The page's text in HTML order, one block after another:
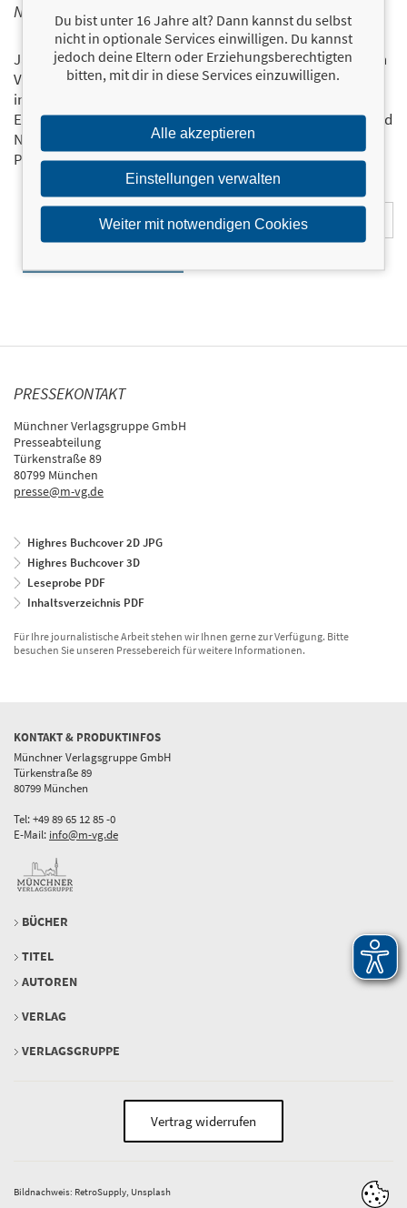
NEWSLETTER FINANZBUCH VERLAG
Ja, ich will mit dem kostenlosen Newsletter des FinanzBuch
Verlags über die aktuellen Trends im Finanzbereich
informiert bleiben.
Einmal pro Monat landen die aktuellsten Entwicklungen und
Neuerscheinungen via Newsletter direkt in Ihrem E-Mail-
Postfach.Bestellen Sie jetzt den FBV-Newsletter!
E-Mail-Adresse:
PRESSEKONTAKT
Münchner Verlagsgruppe GmbH
Presseabteilung
Türkenstraße 89
80799 München
presse@m-vg.de
Highres Buchcover 2D JPG
Highres Buchcover 3D
Leseprobe PDF
Inhaltsverzeichnis PDF
Für Ihre journalistische Arbeit stehen wir Ihnen gerne zur Verfügung. Bitte
besuchen Sie unseren Pressebereich für weitere Informationen.
KONTAKT & PRODUKTINFOS
Münchner Verlagsgruppe GmbH
Türkenstraße 89
80799 München
Tel: +49 89 65 12 85 -0
E-Mail: info@m-vg.de
BÜCHER
TITEL
AUTOREN
VERLAG
VERLAGSGRUPPE
Vertrag widerrufen
Bildnachweis: RetroSupply, Unsplash
Du bist unter 16 Jahre alt? Dann kannst du selbst
nicht in optionale Services einwilligen. Du kannst
jedoch deine Eltern oder Erziehungsberechtigten
bitten, mit dir in diese Services einzuwilligen.
Alle akzeptieren
Einstellungen verwalten
Weiter mit notwendigen Cookies